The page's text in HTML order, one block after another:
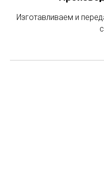
Изготавливаем и